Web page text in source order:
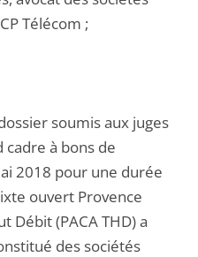
Télécom ;
soumis aux juges
cadre à bons de
2018 pour une durée
ouvert Provence
Débit (PACA THD) a
des sociétés